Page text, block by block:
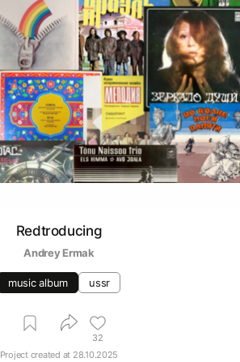
Redtroducing
Andrey Ermak
music album ussr
32
Project created at 28.10.2025